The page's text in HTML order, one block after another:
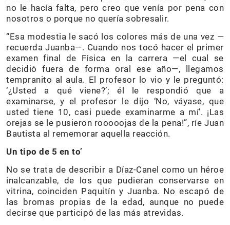
no le hacía falta, pero creo que venía por pena con
nosotros o porque no quería sobresalir.
“Esa modestia le sacó los colores más de una vez —
recuerda Juanba—. Cuando nos tocó hacer el primer
examen final de Física en la carrera —el cual se
decidió fuera de forma oral ese año—, llegamos
tempranito al aula. El profesor lo vio y le preguntó:
‘¿Usted a qué viene?’; él le respondió que a
examinarse, y el profesor le dijo ‘No, váyase, que
usted tiene 10, casi puede examinarme a mí’. ¡Las
orejas se le pusieron rooooojas de la pena!”, ríe Juan
Bautista al rememorar aquella reacción.
Un tipo de 5 en to’
No se trata de describir a Díaz-Canel como un héroe
inalcanzable, de los que pudieran conservarse en
vitrina, coinciden Paquitín y Juanba. No escapó de
las bromas propias de la edad, aunque no puede
decirse que participó de las más atrevidas.